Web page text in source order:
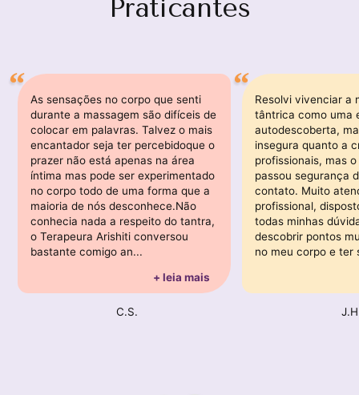
Praticantes
As sensações no corpo que senti
durante a massagem são difíceis de
colocar em palavras. Talvez o mais
encantador seja ter percebidoque o
prazer não está apenas na área
íntima mas pode ser experimentado
no corpo todo de uma forma que a
maioria de nós desconhece.Não
conhecia nada a respeito do tantra,
o Terapeura Arishiti conversou
bastante comigo an...
+ leia mais
C.S.
Resolvi vivenciar a
tântrica como uma
autodescoberta,
insegura quanto a
profissionais, mas
passou segurança
contato. Muito
profissional,
todas minhas
descobrir pontos
no meu corpo e ter